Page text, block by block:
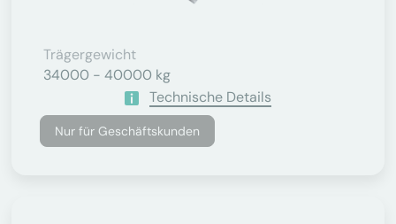
Trägergewicht
34000 - 40000 kg
Technische Details
Nur für Geschäftskunden